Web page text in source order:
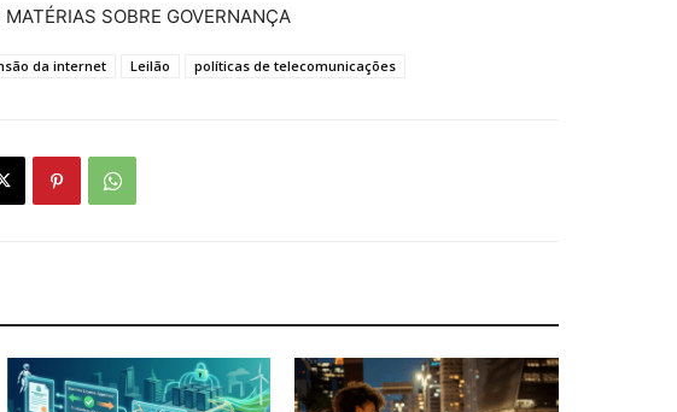
SOBRE GOVERNANÇA
da internet Leilão políticas de telecomunicações